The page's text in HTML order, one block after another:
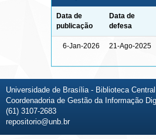
Data de
publicação
Data de
defesa
6-Jan-2026 21-Ago-2025
Universidade de Brasília - Biblioteca Central
Coordenadoria de Gestão da Informação
(61) 3107-2683
repositorio@unb.br